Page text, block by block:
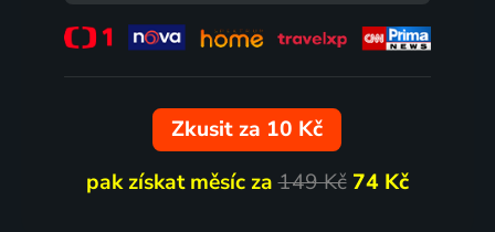
Zkusit za 10 Kč
pak získat měsíc za149 Kč 74 Kč